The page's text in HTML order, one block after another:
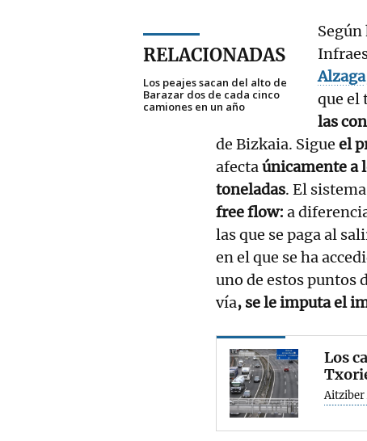
RELACIONADAS
Los peajes sacan del alto de
Barazar dos de cada cinco
camiones en un año
Alzaga
que el
las
de Bizkaia. Sigue el
afectaúnicamente a
toneladas. El sistema
free flow: a
las que se paga al
en el que se ha
uno de estos puntos
vía, se le imputa el
Los